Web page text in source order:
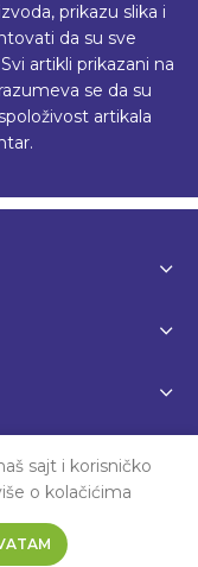
prikazu slika i
da su sve
artikli prikazani na
se da su
artikala
sajt i korisničko
o kolačićima